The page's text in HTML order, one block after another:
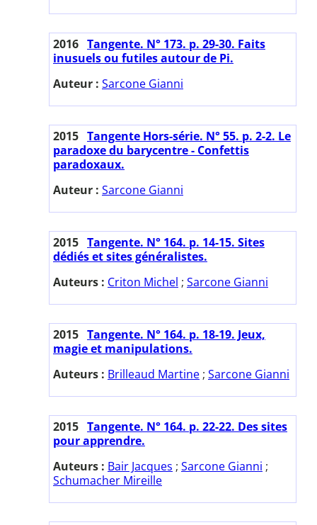
2016 Tangente. N° 173. p. 29-30. Faits
inusuels ou futiles autour de Pi.
Auteur : Sarcone Gianni
2015 Tangente Hors-série. N° 55. p. 2-2. Le
paradoxe du barycentre - Confettis
paradoxaux.
Auteur : Sarcone Gianni
2015 Tangente. N° 164. p. 14-15. Sites
dédiés et sites généralistes.
Auteurs : Criton Michel ; Sarcone Gianni
2015 Tangente. N° 164. p. 18-19. Jeux,
magie et manipulations.
Auteurs : Brilleaud Martine ; Sarcone Gianni
2015 Tangente. N° 164. p. 22-22. Des sites
pour apprendre.
Auteurs : Bair Jacques ; Sarcone Gianni ;
Schumacher Mireille